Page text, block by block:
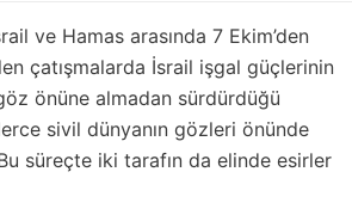
ve Hamas arasında 7 Ekim’den
çatışmalarda İsrail işgal güçlerinin
önüne almadan sürdürdüğü
sivil dünyanın gözleri önünde
süreçte iki tarafın da elinde esirler